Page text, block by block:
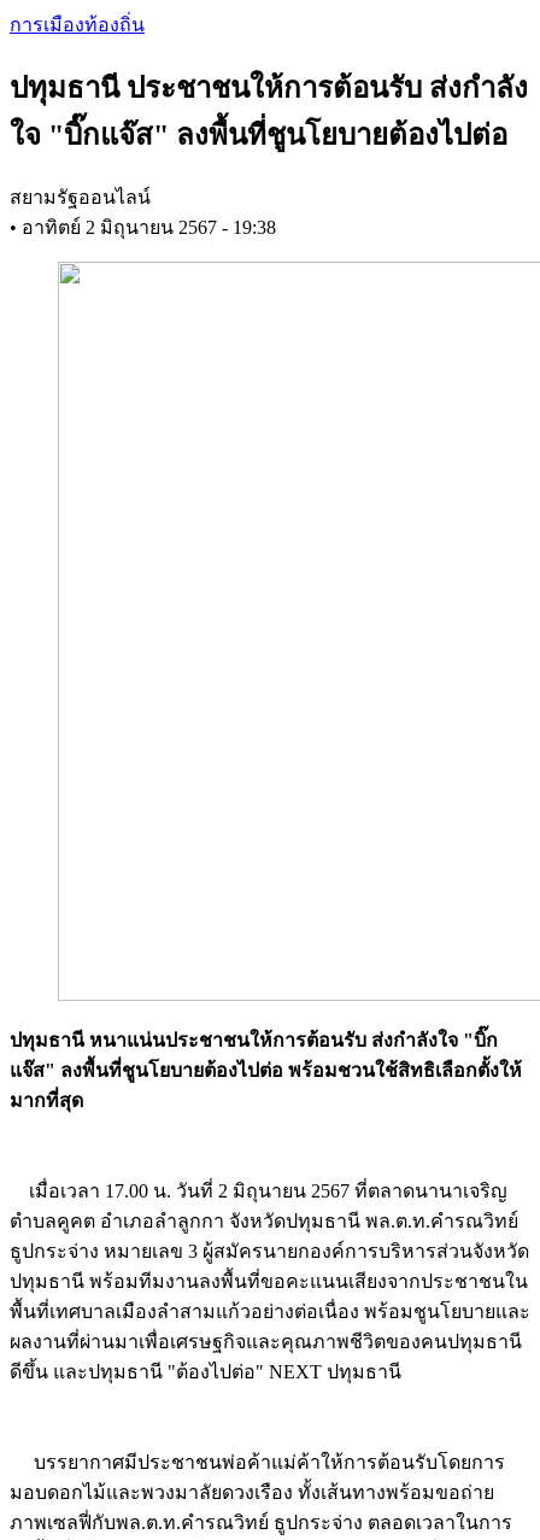
Skip
content
การเมืองท้องถิ่น
ปทุมธานี ประชาชนให้การต้อนรับ ส่งกำลัง
ใจ "บิ๊กแจ๊ส" ลงพื้นที่ชูนโยบายต้องไปต่อ
สยามรัฐออนไลน์
• อาทิตย์ 2 มิถุนายน 2567 - 19:38
ปทุมธานี หนาแน่นประชาชนให้การต้อนรับ ส่งกำลังใจ "บิ๊ก
แจ๊ส" ลงพื้นที่ชูนโยบายต้องไปต่อ พร้อมชวนใช้สิทธิเลือกตั้งให้
มากที่สุด
เมื่อเวลา 17.00 น. วันที่ 2 มิถุนายน 2567 ที่ตลาดนานาเจริญ
ตำบลคูคต อำเภอลำลูกกา จังหวัดปทุมธานี พล.ต.ท.คำรณวิทย์
ธูปกระจ่าง หมายเลข 3 ผู้สมัครนายกองค์การบริหารส่วนจังหวัด
ปทุมธานี พร้อมทีมงานลงพื้นที่ขอคะแนนเสียงจากประชาชนใน
พื้นที่เทศบาลเมืองลำสามแก้วอย่างต่อเนื่อง พร้อมชูนโยบายและ
ผลงานที่ผ่านมาเพื่อเศรษฐกิจและคุณภาพชีวิตของคนปทุมธานี
ดีขึ้น และปทุมธานี "ต้องไปต่อ" NEXT ปทุมธานี
บรรยากาศมีประชาชนพ่อค้าแม่ค้าให้การต้อนรับโดยการ
มอบดอกไม้และพวงมาลัยดวงเรือง ทั้งเส้นทางพร้อมขอถ่าย
ภาพเซลฟี่กับพล.ต.ท.คำรณวิทย์ ธูปกระจ่าง ตลอดเวลาในการ